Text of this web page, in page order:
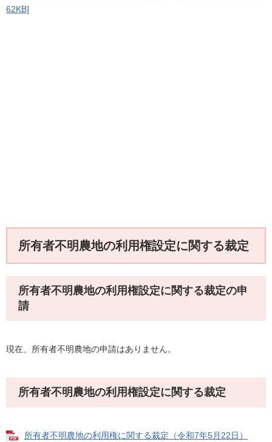
62KB]
所有者不明農地の利用権設定に関する裁定
所有者不明農地の利用権設定に関する裁定の申
請
現在、所有者不明農地の申請はありません。
所有者不明農地の利用権設定に関する裁定
所有者不明農地の利用権に関する裁定（令和7年5月22日）